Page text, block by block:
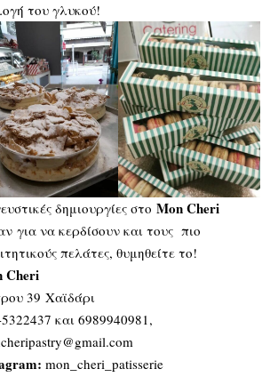
του γλυκού!
δημιουργίες στο Mon Cheri
για να κερδίσουν και τους πιο
πελάτες, θυμηθείτε το!
Cheri
39 Χαϊδάρι
και 6989940981,
mon_cheri_patisserie